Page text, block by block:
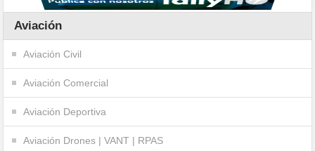
Aviación
Aviación Civil
Aviación Comercial
Aviación Deportiva
Aviación Drones | VANT | RPAS